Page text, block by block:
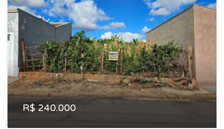
R$ 240.000